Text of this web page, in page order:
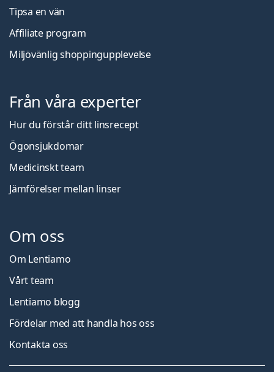
Tipsa en vän
Affiliate program
Miljövänlig shoppingupplevelse
Från våra experter
Hur du förstår ditt linsrecept
Ögonsjukdomar
Medicinskt team
Jämförelser mellan linser
Om oss
Om Lentiamo
Vårt team
Lentiamo blogg
Fördelar med att handla hos oss
Kontakta oss